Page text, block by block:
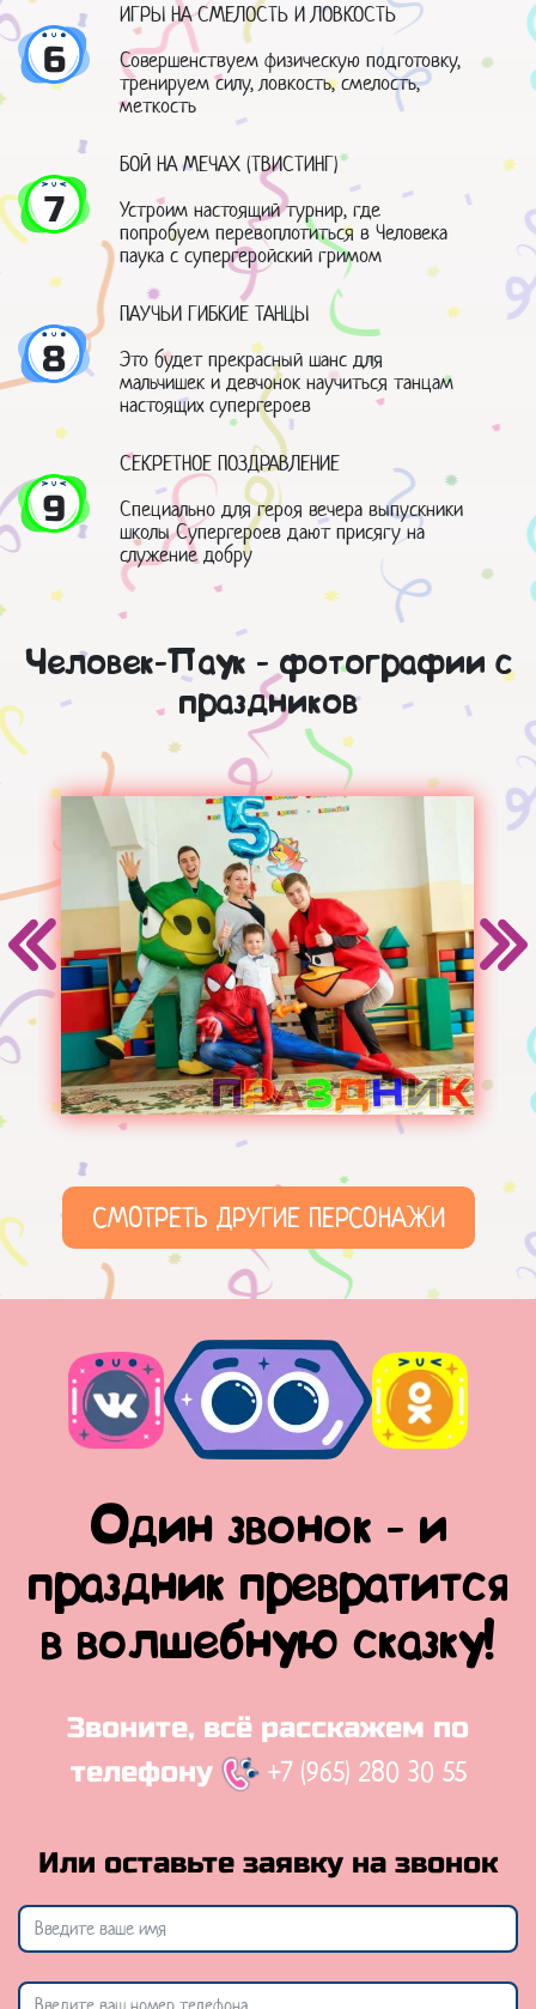
6
ИГРЫ НА СМЕЛОСТЬ И ЛОВКОСТЬ
Совершенствуем физическую подготовку,
тренируем силу, ловкость, смелость,
меткость
7
БОЙ НА МЕЧАХ (ТВИСТИНГ)
Устроим настоящий турнир, где
попробуем перевоплотиться в Человека
паука с супергеройский гримом
8
ПАУЧЬИ ГИБКИЕ ТАНЦЫ
Это будет прекрасный шанс для
мальчишек и девчонок научиться танцам
настоящих супергероев
9
СЕКРЕТНОЕ ПОЗДРАВЛЕНИЕ
Специально для героя вечера выпускники
школы Супергероев дают присягу на
служение добру
Человек-Паук - фотографии с
праздников
СМОТРЕТЬ ДРУГИЕ ПЕРСОНАЖИ
Один звонок - и
праздник превратится
в волшебную сказку!
Звоните, всё расскажем по
телефону
+7 (965) 280 30 55
Или оставьте заявку на звонок